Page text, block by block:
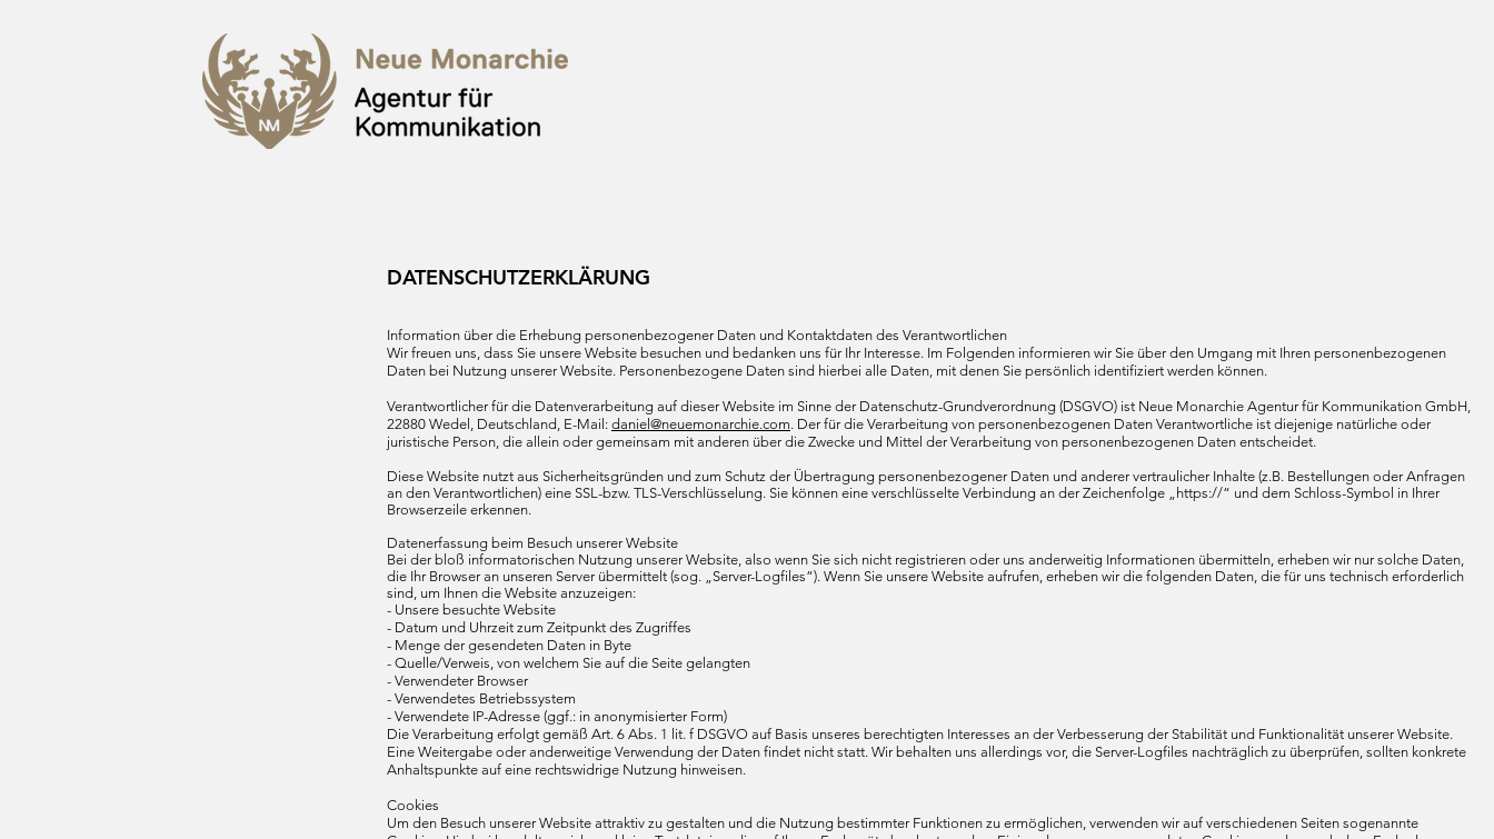
DATENSCHUTZERKLÄRUNG​
Information über die Erhebung personenbezogener Daten und Kontaktdaten des Verantwortlichen
Wir freuen uns, dass Sie unsere Website besuchen und bedanken uns für Ihr Interesse. Im Folgenden informieren wir Sie über den Umgang mit Ihren personenbezogenen
Daten bei Nutzung unserer Website. Personenbezogene Daten sind hierbei alle Daten, mit denen Sie persönlich identifiziert werden können.
Verantwortlicher für die Datenverarbeitung auf dieser Website im Sinne der Datenschutz-Grundverordnung (DSGVO) ist Neue Monarchie Agentur für Kommunikation GmbH,
22880 Wedel, Deutschland, E-Mail: daniel@neuemonarchie.com. Der für die Verarbeitung von personenbezogenen Daten Verantwortliche ist diejenige natürliche oder
juristische Person, die allein oder gemeinsam mit anderen über die Zwecke und Mittel der Verarbeitung von personenbezogenen Daten entscheidet.
Diese Website nutzt aus Sicherheitsgründen und zum Schutz der Übertragung personenbezogener Daten und anderer vertraulicher Inhalte (z.B. Bestellungen oder Anfragen
an den Verantwortlichen) eine SSL-bzw. TLS-Verschlüsselung. Sie können eine verschlüsselte Verbindung an der Zeichenfolge „https://“ und dem Schloss-Symbol in Ihrer
Browserzeile erkennen.
Datenerfassung beim Besuch unserer Website
Bei der bloß informatorischen Nutzung unserer Website, also wenn Sie sich nicht registrieren oder uns anderweitig Informationen übermitteln, erheben wir nur solche Daten,
die Ihr Browser an unseren Server übermittelt (sog. „Server-Logfiles“). Wenn Sie unsere Website aufrufen, erheben wir die folgenden Daten, die für uns technisch erforderlich
sind, um Ihnen die Website anzuzeigen:
- Unsere besuchte Website
- Datum und Uhrzeit zum Zeitpunkt des Zugriffes
- Menge der gesendeten Daten in Byte
- Quelle/Verweis, von welchem Sie auf die Seite gelangten
- Verwendeter Browser
- Verwendetes Betriebssystem
- Verwendete IP-Adresse (ggf.: in anonymisierter Form)
Die Verarbeitung erfolgt gemäß Art. 6 Abs. 1 lit. f DSGVO auf Basis unseres berechtigten Interesses an der Verbesserung der Stabilität und Funktionalität unserer Website.
Eine Weitergabe oder anderweitige Verwendung der Daten findet nicht statt. Wir behalten uns allerdings vor, die Server-Logfiles nachträglich zu überprüfen, sollten konkrete
Anhaltspunkte auf eine rechtswidrige Nutzung hinweisen.
Cookies
Um den Besuch unserer Website attraktiv zu gestalten und die Nutzung bestimmter Funktionen zu ermöglichen, verwenden wir auf verschiedenen Seiten sogenannte